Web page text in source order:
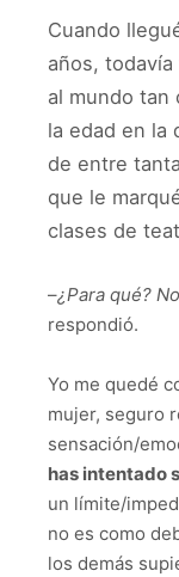
Cuando
años,
al mundo tan
la edad en la
de entre
que le
clases de
–¿Para qué?
respondió.
Yo me quedé
mujer, seguro
sensación/
has intentado
un límite/
no es como
los demás